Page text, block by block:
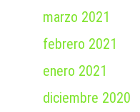
marzo 2021
febrero 2021
enero 2021
diciembre 2020